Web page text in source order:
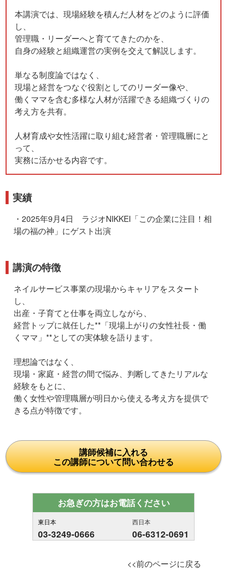
本講演では、現場経験を積んだ人材をどのように評価
し、
管理職・リーダーへと育ててきたのかを、
自身の経験と組織運営の実例を交えて解説します。
単なる制度論ではなく、
現場と経営をつなぐ役割としてのリーダー像や、
働くママを含む多様な人材が活躍できる組織づくりの
考え方を共有。
人材育成や女性活躍に取り組む経営者・管理職層にと
って、
実務に活かせる内容です。
実績
・2025年9月4日 ラジオNIKKEI「この企業に注目！相
場の福の神」にゲスト出演
講演の特徴
ネイルサービス事業の現場からキャリアをスタート
し、
出産・子育てと仕事を両立しながら、
経営トップに就任した**「現場上がりの女性社長・働
くママ」**としての実体験を語ります。
理想論ではなく、
現場・家庭・経営の間で悩み、判断してきたリアルな
経験をもとに、
働く女性や管理職層が明日から使える考え方を提供で
きる点が特徴です。
講師候補に入れる
この講師について問い合わせる
お急ぎの方はお電話ください
東日本
03-3249-0666
西日本
06-6312-0691
<<前のページに戻る